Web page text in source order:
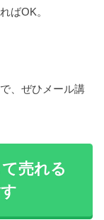
ばOK。
、ぜひメール講
売れる